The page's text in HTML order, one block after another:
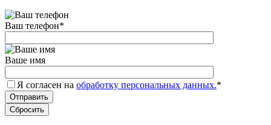
Ваш телефон*
Ваше имя
Я согласен на обработку персональных данных.*